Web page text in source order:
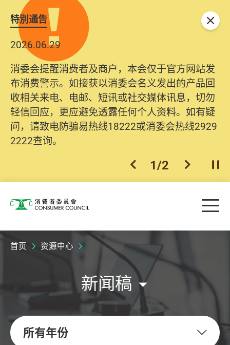
特別通告
2026.06.29
消委会提醒消费者及商户，本会仅于官方网站发
布消费警示。如接获以消委会名义发出的产品回
收相关来电、电邮、短讯或社交媒体讯息，切勿
轻信回应，更应避免透露任何个人资料。如有疑
问，请致电防骗易热线18222或消委会热线2929
2222查询。
上一个
1/2 下一个开
关闭
消费者委员会 目
首页 资源中心
新闻稿
所有年份